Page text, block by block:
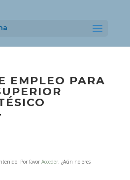
EMPLEO PARA
Por favor Acceder. ¿Aún no eres